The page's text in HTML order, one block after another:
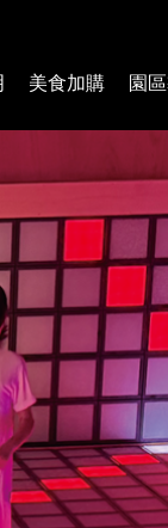
美食加購 園